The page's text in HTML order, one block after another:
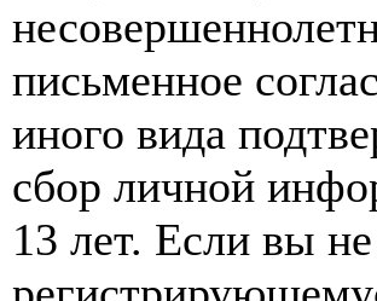
письменное
иного вида
сбор личной
13 лет. Если вы